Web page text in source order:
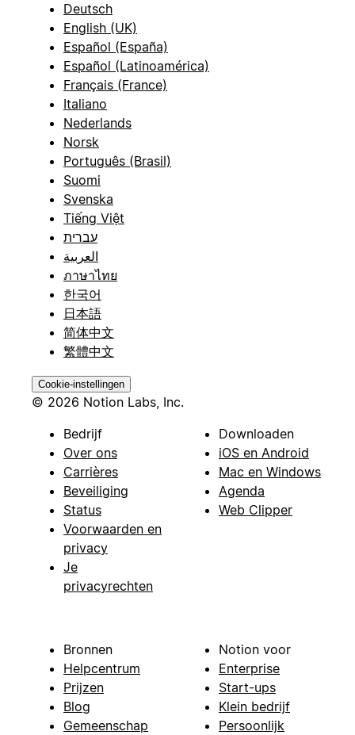
Deutsch
English (UK)
Español (España)
Español (Latinoamérica)
Français (France)
Italiano
Nederlands
Norsk
Português (Brasil)
Suomi
Svenska
Tiếng Việt
עברית
العربية
ภาษาไทย
한국어
日本語
简体中文
繁體中文
Cookie-instellingen
© 2026 Notion Labs, Inc.
Bedrijf
Over ons
Carrières
Beveiliging
Status
Voorwaarden en
privacy
Je
privacyrechten
Downloaden
iOS en Android
Mac en Windows
Agenda
Web Clipper
Bronnen
Helpcentrum
Prijzen
Blog
Gemeenschap
Notion voor
Enterprise
Start-ups
Klein bedrijf
Persoonlijk